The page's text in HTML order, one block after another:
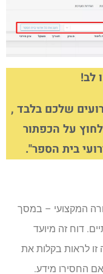
לב!
שלכם בלבד ,
על הכפתור
בית הספר".
המקצועי – במסך
דוח זה מיועד
זו לראות בקלות את
החסירו מידע.